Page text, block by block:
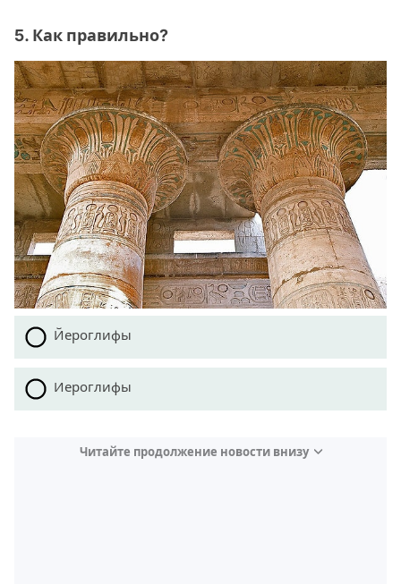
5. Как правильно?
Йероглифы
Иероглифы
Читайте продолжение новости внизу